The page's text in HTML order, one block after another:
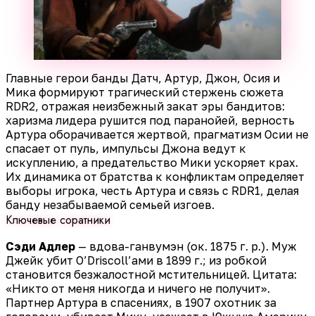
Главные герои банды Датч, Артур, Джон, Осия и
Мика формируют трагический стержень сюжета
RDR2, отражая неизбежный закат эры бандитов:
харизма лидера рушится под паранойей, верность
Артура оборачивается жертвой, прагматизм Осии не
спасает от пуль, импульсы Джона ведут к
искуплению, а предательство Мики ускоряет крах.
Их динамика от братства к конфликтам определяет
выборы игрока, честь Артура и связь с RDR1, делая
банду незабываемой семьей изгоев.
Ключевые соратники
Сэди Адлер — вдова-ганвумэн (ок. 1875 г. р.). Муж
Джейк убит O’Driscoll’ами в 1899 г.; из робкой
становится безжалостной мстительницей. Цитата:
«Никто от меня никогда и ничего не получит».
Партнер Артура в спасениях, в 1907 охотник за